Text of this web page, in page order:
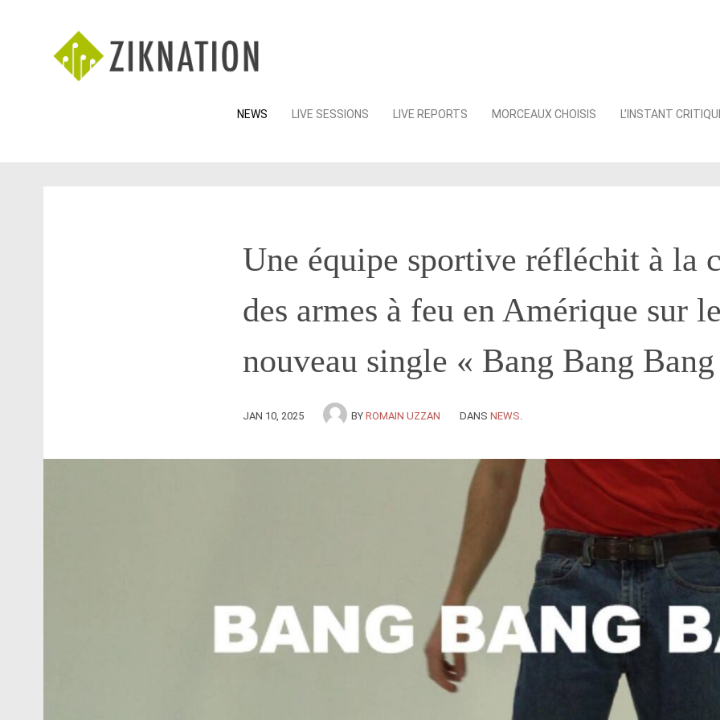
Skip
NEWS LIVE SESSIONS LIVE REPORTS MORCEAUX CHOISIS L’INSTANT
Une équipe sportive réfléchit à la
des armes à feu en Amérique sur
nouveau single « Bang Bang
JAN 10, 2025 BY ROMAIN UZZAN DANS NEWS